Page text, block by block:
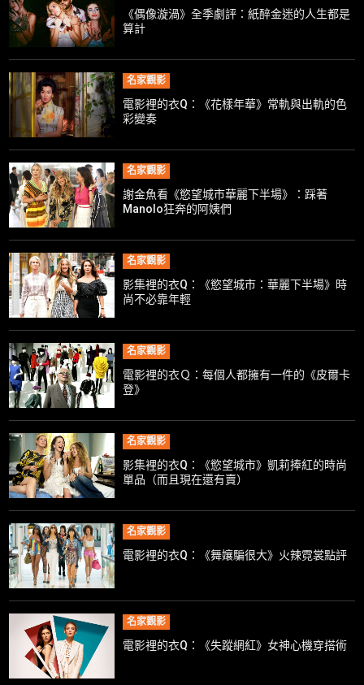
《偶像漩渦》全季劇評：紙醉金迷的人生都是
算計
名家觀影
電影裡的衣Q：《花樣年華》常軌與出軌的色
彩變奏
名家觀影
謝金魚看《慾望城市華麗下半場》：踩著
Manolo狂奔的阿姨們
名家觀影
影集裡的衣Q：《慾望城市：華麗下半場》時
尚不必靠年輕
名家觀影
電影裡的衣Ｑ：每個人都擁有一件的《皮爾卡
登》
名家觀影
影集裡的衣Q：《慾望城市》凱莉捧紅的時尚
單品（而且現在還有賣）
名家觀影
電影裡的衣Q：《舞孃騙很大》火辣霓裳點評
名家觀影
電影裡的衣Q：《失蹤網紅》女神心機穿搭術